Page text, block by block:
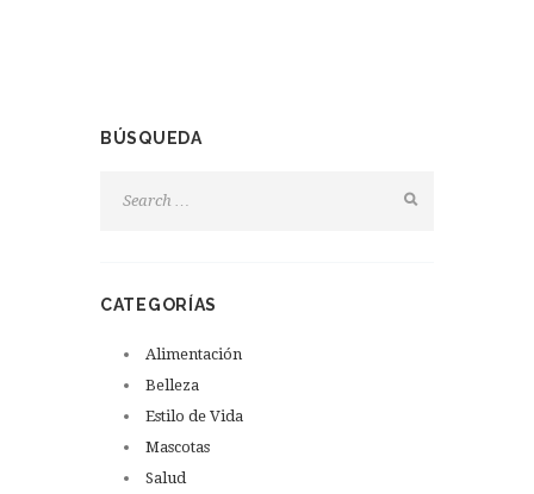
BÚSQUEDA
CATEGORÍAS
Alimentación
Belleza
Estilo de Vida
Mascotas
Salud